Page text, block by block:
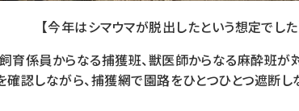
【今年はシマウマが脱出したという想定でした
育係員からなる捕獲班、獣医師からなる麻酔班が
確認しながら、捕獲網で園路をひとつひとつ遮断